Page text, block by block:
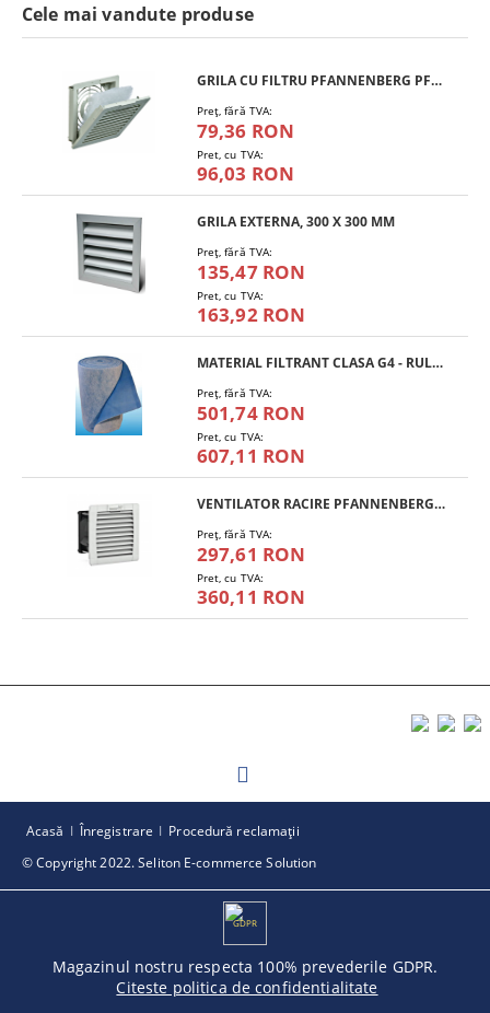
Cele mai vandute produse
GRILA CU FILTRU PFANNENBERG PFA 10.000
Preţ, fără TVA:
79,36 RON
Pret, cu TVA:
96,03 RON
GRILA EXTERNA, 300 X 300 MM
Preţ, fără TVA:
135,47 RON
Pret, cu TVA:
163,92 RON
MATERIAL FILTRANT CLASA G4 - RULOU
Preţ, fără TVA:
501,74 RON
Pret, cu TVA:
607,11 RON
VENTILATOR RACIRE PFANNENBERG PF 11.000
Preţ, fără TVA:
297,61 RON
Pret, cu TVA:
360,11 RON
© Copyright 2022. Seliton E-commerce Solution
Acasă Înregistrare Procedură reclamaţii
GDPR
Magazinul nostru respecta 100% prevederile GDPR.
Citeste politica de confidentialitate